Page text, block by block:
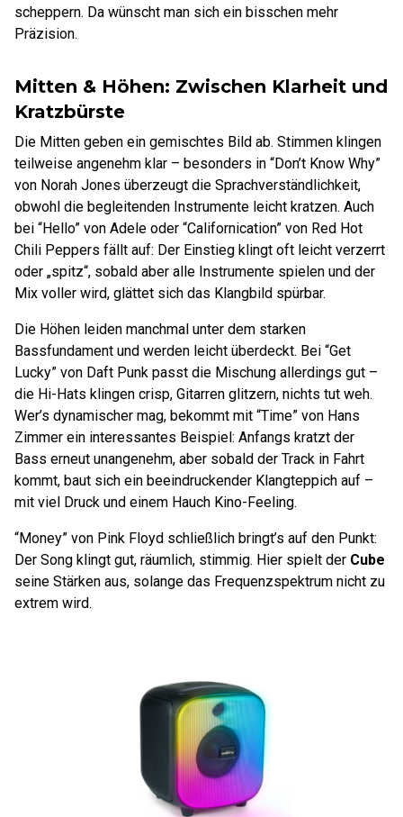
scheppern. Da wünscht man sich ein bisschen mehr
Präzision.
Mitten & Höhen: Zwischen Klarheit und
Kratzbürste
Die Mitten geben ein gemischtes Bild ab. Stimmen klingen
teilweise angenehm klar – besonders in “Don’t Know Why”
von Norah Jones überzeugt die Sprachverständlichkeit,
obwohl die begleitenden Instrumente leicht kratzen. Auch
bei “Hello” von Adele oder “Californication” von Red Hot
Chili Peppers fällt auf: Der Einstieg klingt oft leicht verzerrt
oder „spitz“, sobald aber alle Instrumente spielen und der
Mix voller wird, glättet sich das Klangbild spürbar.
Die Höhen leiden manchmal unter dem starken
Bassfundament und werden leicht überdeckt. Bei “Get
Lucky” von Daft Punk passt die Mischung allerdings gut –
die Hi-Hats klingen crisp, Gitarren glitzern, nichts tut weh.
Wer’s dynamischer mag, bekommt mit “Time” von Hans
Zimmer ein interessantes Beispiel: Anfangs kratzt der
Bass erneut unangenehm, aber sobald der Track in Fahrt
kommt, baut sich ein beeindruckender Klangteppich auf –
mit viel Druck und einem Hauch Kino-Feeling.
“Money” von Pink Floyd schließlich bringt’s auf den Punkt:
Der Song klingt gut, räumlich, stimmig. Hier spielt der Cube
seine Stärken aus, solange das Frequenzspektrum nicht zu
extrem wird.